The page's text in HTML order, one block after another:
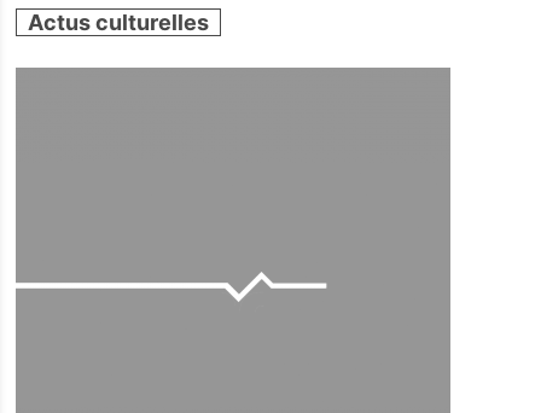
Actus culturelles